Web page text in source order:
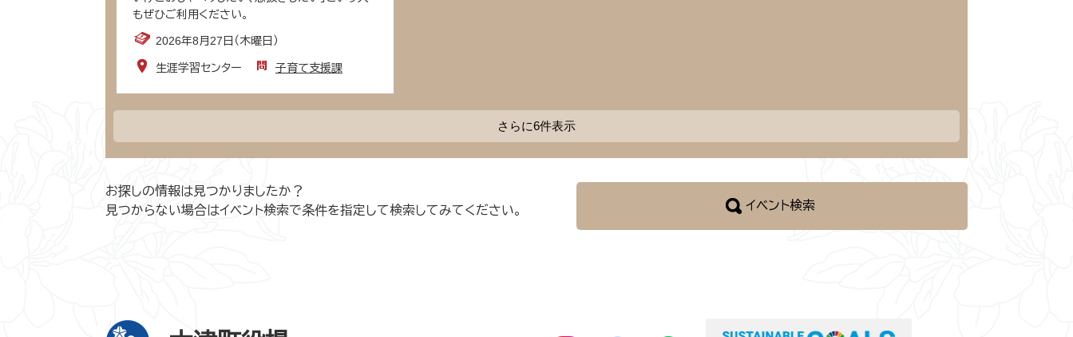
もぜひご利用ください。
2026年8月27日（木曜日）
生涯学習センター 子育て支援課
さらに6件表示
お探しの情報は見つかりましたか？
見つからない場合はイベント検索で条件を指定して検索してみてください。
イベント検索